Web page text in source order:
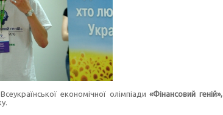
економічної олімпіади«Фінансовий геній»,